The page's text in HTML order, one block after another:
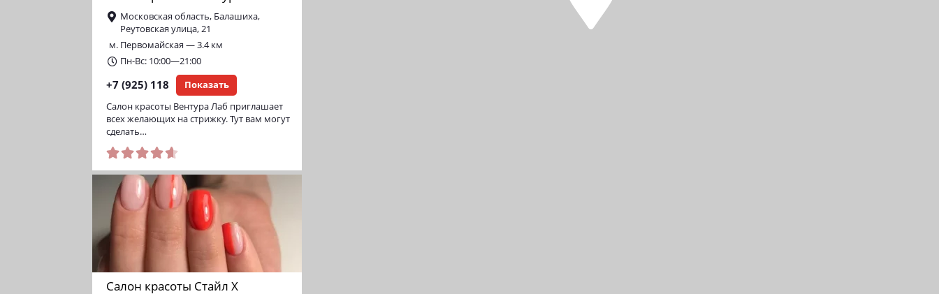
Московская область, Балашиха,
Реутовская улица, 21
м. Первомайская — 3.4 км
Пн-Вс: 10:00—21:00
+7 (925) 118 Показать
Салон красоты Вентура Лаб приглашает
всех желающих на стрижку. Тут вам могут
сделать…
Салон красоты Стайл Х